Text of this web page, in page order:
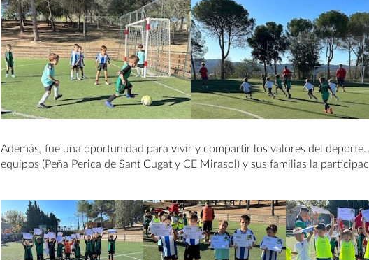
Además, fue una oportunidad para vivir y compartir los valores del deporte.
equipos (Peña Perica de Sant Cugat y CE Mirasol) y sus familias la